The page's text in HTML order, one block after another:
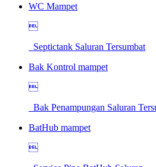
WC Mampet

Septictank Saluran Tersumbat
Bak Kontrol mampet

Bak Penampungan Saluran
BatHub mampet
